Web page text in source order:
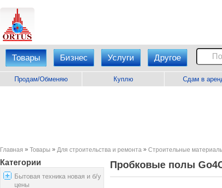
Товары Бизнес Услуги Другое
Продам/Обменяю Куплю Сдам в
Главная » Товары » Для строительства и ремонта » Строительные
Категории
Бытовая техника новая и б/у
цены
Пробковые полы